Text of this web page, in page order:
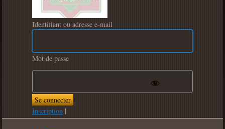
Identifiant ou adresse e-mail
Mot de passe
Inscription |